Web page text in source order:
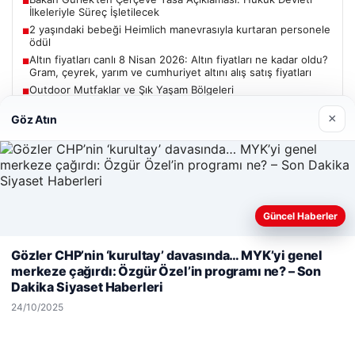
İlkeleriyle Süreç İşletilecek
■2 yaşındaki bebeği Heimlich manevrasıyla kurtaran personele
ödül
■Altın fiyatları canlı 8 Nisan 2026: Altın fiyatları ne kadar oldu?
Gram, çeyrek, yarım ve cumhuriyet altını alış satış fiyatları
■Outdoor Mutfaklar ve Şık Yaşam Bölgeleri
Güncel
06/08/2026
Bakan Gürlek’ten Çerçeve Yasa Açıklaması: Hukuk Devleti
İlkeleriyle Süreç İşletilecek
deneyiminizi kişiselleştirmek ve geliştirmek amacıyla çerezler
kullanıyoruz.Çerez Politikamız
Göz Atın ×
Güncel Haberler
Gözler CHP’nin ‘kurultay’ davasında… MYK’yi genel
merkeze çağırdı: Özgür Özel’in programı ne? – Son
Dakika Siyaset Haberleri
24/10/2025